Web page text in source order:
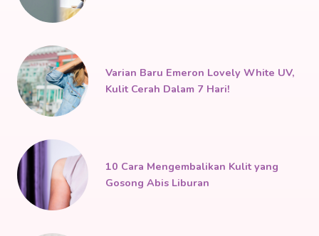
Varian Baru Emeron Lovely White UV,
Kulit Cerah Dalam 7 Hari!
10 Cara Mengembalikan Kulit yang
Gosong Abis Liburan